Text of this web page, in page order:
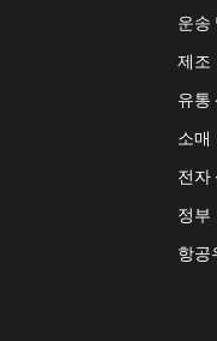
운송
제조
유통
소매
전자
정부
항공